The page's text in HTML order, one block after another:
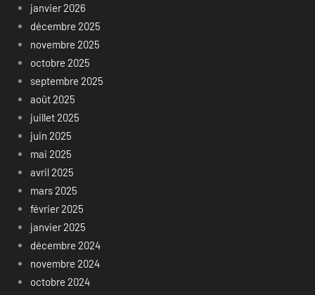
janvier 2026
décembre 2025
novembre 2025
octobre 2025
septembre 2025
août 2025
juillet 2025
juin 2025
mai 2025
avril 2025
mars 2025
février 2025
janvier 2025
décembre 2024
novembre 2024
octobre 2024